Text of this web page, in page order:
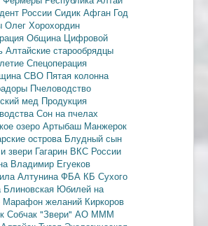
России Сидик Афган Год
Олег Хорохордин
Община Цифровой
Алтайские старообрядцы
Спецоперация
СВО Пятая колонна
Пчеловодство
мед Продукция
Сон на пчелах
озеро Артыбаш Манжерок
острова Блудный сын
звери Гагарин ВКС России
Владимир Егуеков
АлтунинаФБА КБ Сухого
Блиновская Юбилей на
Марафон желаний Киркоров
Собчак "Звери" АО МММ